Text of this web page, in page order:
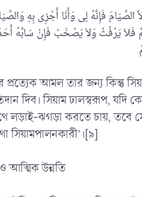
الصِّيَامَ فَإِنَّهُ لِى وَأَنَا أَجْزِى بِهِ
يَرْفُثْ وَلاَ يَصْخَبْ فَإِنْ سَابَّهُ أَحَدٌ
প্রত্যেক আমল তার জন্য কিন্তু
দিব। সিয়াম ঢালস্বরূপ, যদি
লড়াই-ঝগড়া করতে চায়, তবে
সিয়ামপালনকারী’।[৯]
আত্মিক উন্নতি